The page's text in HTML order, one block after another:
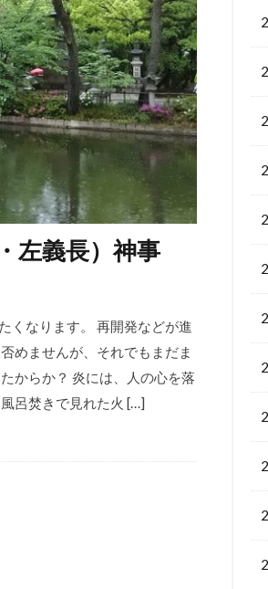
左義長）神事
くなります。 再開発などが進
めませんが、それでもまだま
からか？ 炎には、人の心を落
呂焚きで見れた火 […]